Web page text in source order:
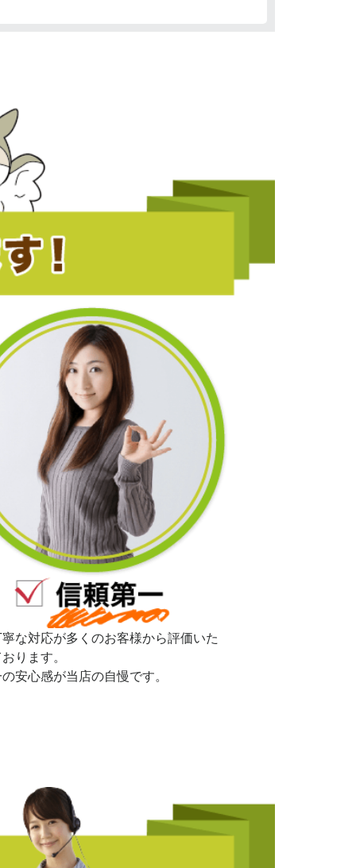
な対応が多くのお客様から評価いた
ります。
安心感が当店の自慢です。